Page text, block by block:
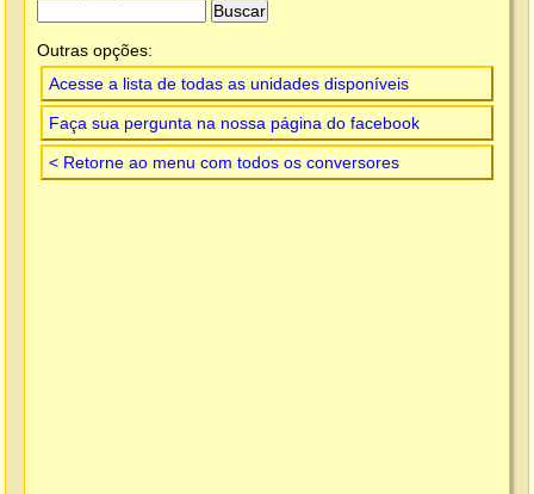
Outras opções:
Acesse a lista de todas as unidades disponíveis
Faça sua pergunta na nossa página do facebook
< Retorne ao menu com todos os conversores